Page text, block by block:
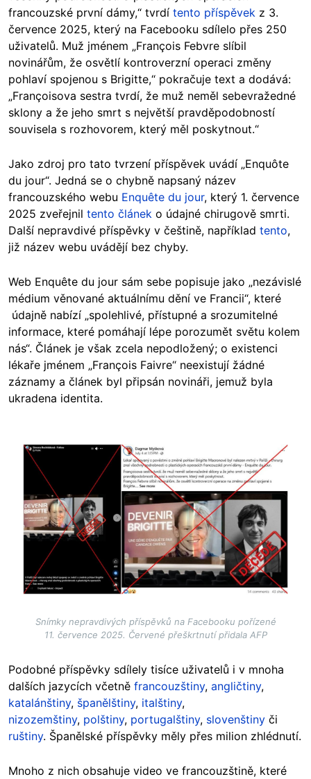
francouzské první dámy,“ tvrdí tento příspěvek z 3.
července 2025, který na Facebooku sdílelo přes 250
uživatelů. Muž jménem „François Febvre slíbil
novinářům, že osvětlí kontroverzní operaci změny
pohlaví spojenou s Brigitte,“ pokračuje text a dodává:
„Françoisova sestra tvrdí, že muž neměl sebevražedné
sklony a že jeho smrt s největší pravděpodobností
souvisela s rozhovorem, který měl poskytnout.“
Jako zdroj pro tato tvrzení příspěvek uvádí „Enquôte
du jour“. Jedná se o chybně napsaný název
francouzského webu Enquête du jour, který 1. července
2025 zveřejnil tento článek o údajné chirugově smrti.
Další nepravdivé příspěvky v češtině, například tento,
již název webu uvádějí bez chyby.
Web Enquête du jour sám sebe popisuje jako „nezávislé
médium věnované aktuálnímu dění ve Francii“, které
údajně nabízí „spolehlivé, přístupné a srozumitelné
informace, které pomáhají lépe porozumět světu kolem
nás“. Článek je však zcela nepodložený; o existenci
lékaře jménem „François Faivre“ neexistují žádné
záznamy a článek byl připsán novináři, jemuž byla
ukradena identita.
Image
Snímky nepravdivých příspěvků na Facebooku pořízené
11. července 2025. Červené přeškrtnutí přidala AFP
Podobné příspěvky sdílely tisíce uživatelů i v mnoha
dalších jazycích včetně francouzštiny, angličtiny,
katalánštiny, španělštiny, italštiny,
nizozemštiny, polštiny, portugalštiny, slovenštiny či
ruštiny. Španělské příspěvky měly přes milion zhlédnutí.
Mnoho z nich obsahuje video ve francouzštině, které